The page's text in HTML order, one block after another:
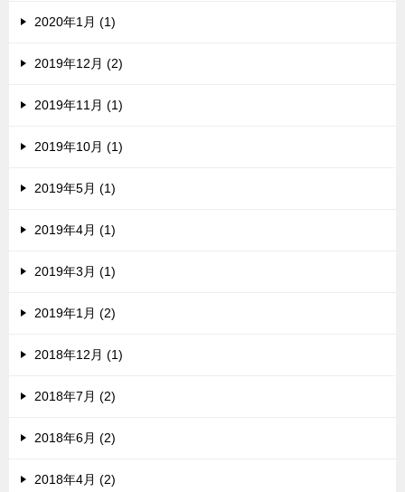
2020年1月 (1)
2019年12月 (2)
2019年11月 (1)
2019年10月 (1)
2019年5月 (1)
2019年4月 (1)
2019年3月 (1)
2019年1月 (2)
2018年12月 (1)
2018年7月 (2)
2018年6月 (2)
2018年4月 (2)